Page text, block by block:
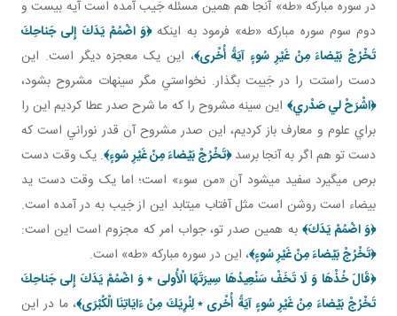
در سوره مبارکه «طه» آنجا هم همين مسئله جَيب آمده است آيه بيست و
دوم سوم سوره مبارکه «طه» فرمود به اينکه﴿وَ اضْمُمْ يَدَكَ إِلى‏ جَناحِكَ
تَخْرُجْ بَيْضاءَ مِنْ غَيْرِ سُوءٍ آيَةً أُخْرى‏﴾، اين يک معجزه ديگر است. اين
دست راستت را در جَيبت بگذار. نخواستي مگر سينه ات مشروح بشود،
﴿اشْرَحْ لي‏ صَدْري﴾ اين سينه مشروح را که ما شرح صدر عطا کرديم اين را
براي علوم و معارف باز کرديم، اين صدر مشروح آن قدر نوراني است که
دست تو هم اگر به آنجا برسد﴿تَخْرُجْ بَيْضاءَ مِنْ غَيْرِ سُوءٍ‏﴾. يک وقت دست
برص مي گيرد سفيد مي شود آن «من سوء» است؛ اما يک وقت دست يد
بيضاء است روشن است مثل آفتاب مي تابد اين از جَيب به در آمده است.
﴿وَ اضْمُمْ يَدَكَ﴾ به همين صدر تو، جواب امر که مجزوم است اين است:
﴿تَخْرُجْ بَيْضاءَ مِنْ غَيْرِ سُوءٍ﴾، اين در سوره مبارکه «طه» است.
﴿قَالَ خُذْهَا وَ لَا تَخَفْ سَنُعِيدُهَا سِيرَتَهَا الْأُولى ٭ وَ اضْمُمْ يَدَكَ إِلى‏ جَناحِكَ
تَخْرُجْ بَيْضاءَ مِنْ غَيْرِ سُوءٍ آيَةً أُخْرى‏ ٭ لِنُرِيَكَ مِنْ ءَايَاتِنَا الْكُبْرَى‏‏﴾، ما در اين